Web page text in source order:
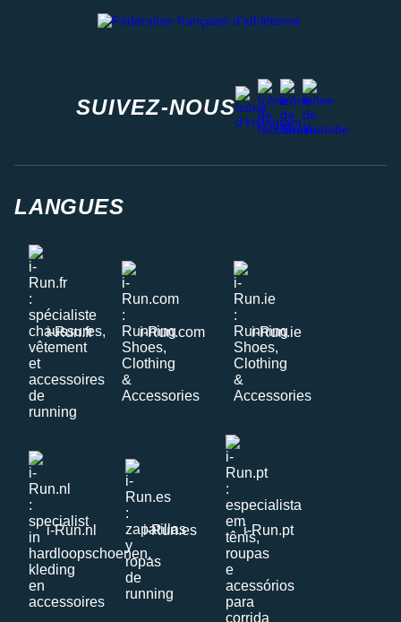
SUIVEZ-NOUS
instagram
facebook
stravayoutube
LANGUES
i-Run.fr i-Run.com i-Run.ie
i-Run.nl i-Run.es i-Run.pt